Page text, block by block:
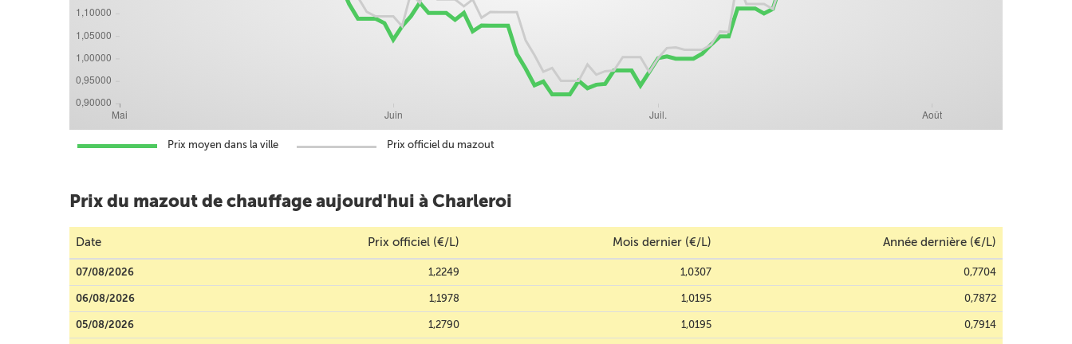
Prix moyen dans la ville Prix officiel du mazout
Prix du mazout de chauffage aujourd'hui à Charleroi
Date Prix officiel (€/L) Mois dernier (€/L) Année dernière (€/L)
07/08/2026 1,2249 1,0307 0,7704
06/08/2026 1,1978 1,0195 0,7872
05/08/2026 1,2790 1,0195 0,7914